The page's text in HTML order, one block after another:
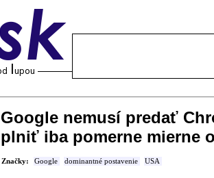
Google nemusí predať
plniť iba pomerne mierne
Značky: Google dominantné postavenie USA